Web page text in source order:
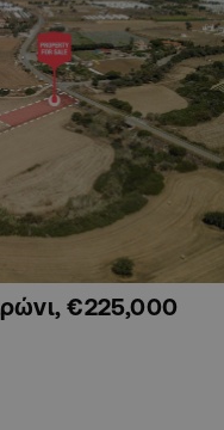
€225,000